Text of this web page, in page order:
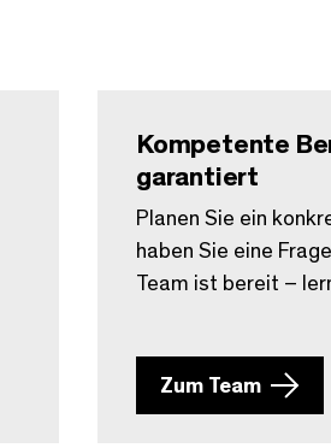
Kompetente
garantiert
Planen Sie ein
haben Sie eine
Team ist bereit –
Zum Team